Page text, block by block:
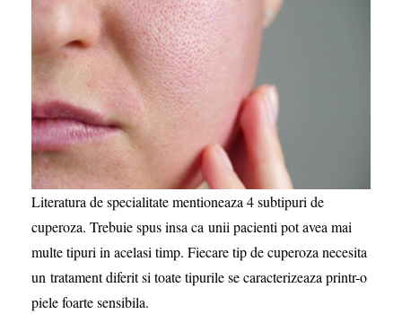
Literatura de specialitate mentioneaza 4 subtipuri de
cuperoza. Trebuie spus insa ca unii pacienti pot avea mai
multe tipuri in acelasi timp. Fiecare tip de cuperoza necesita
un tratament diferit si toate tipurile se caracterizeaza printr-o
piele foarte sensibila.